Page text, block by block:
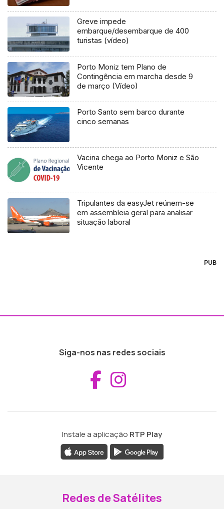
Greve impede
embarque/desembarque de 400
turistas (vídeo)
Porto Moniz tem Plano de
Contingência em marcha desde 9
de março (Vídeo)
Porto Santo sem barco durante
cinco semanas
Vacina chega ao Porto Moniz e São
Vicente
Tripulantes da easyJet reúnem-se
em assembleia geral para analisar
situação laboral
PUB
Siga-nos nas redes sociais
Aceder ao
Instale a aplicação RTP Play
Redes de Satélites